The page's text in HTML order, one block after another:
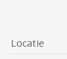
Locatie